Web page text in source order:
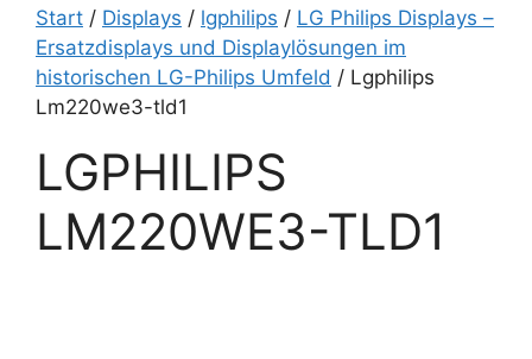
Start / Displays / lgphilips / LG Philips Displays –
Ersatzdisplays und Displaylösungen im
historischen LG-Philips Umfeld / Lgphilips
Lm220we3-tld1
LGPHILIPS
LM220WE3-TLD1